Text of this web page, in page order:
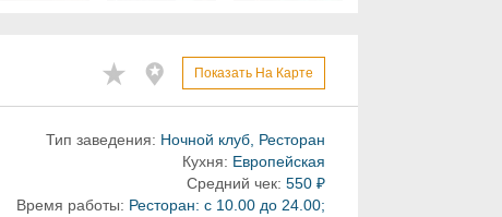
Показать На Карте
Тип заведения: Ночной клуб, Ресторан
Кухня: Европейская
Средний чек: 550 ₽
Время работы: Ресторан: с 10.00 до 24.00;